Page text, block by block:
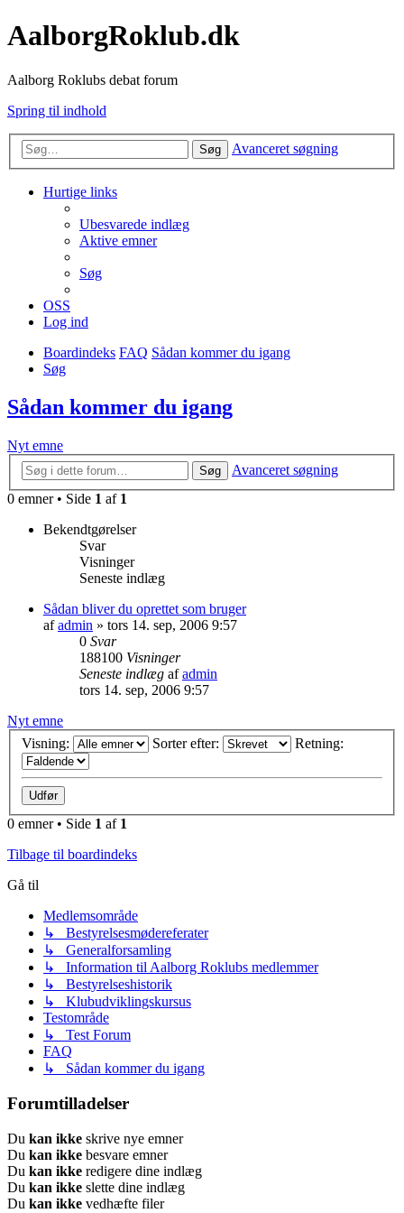
AalborgRoklub.dk
Aalborg Roklubs debat forum
Spring til indhold
Søg Avanceret søgning
Hurtige links
Ubesvarede indlæg
Aktive emner
Søg
OSS
Log ind
Boardindeks FAQ Sådan kommer du igang
Søg
Sådan kommer du igang
Nyt emne
Søg
Avanceret søgning
0 emner • Side 1 af 1
Bekendtgørelser
Svar
Visninger
Seneste indlæg
Sådan bliver du oprettet som bruger
afadmin » tors 14. sep, 2006 9:57
0 Svar
188100 Visninger
Seneste indlæg afadmin
tors 14. sep, 2006 9:57
Nyt emne
Visning:
Sorter efter: Retning:
0 emner • Side 1 af 1
Tilbage til boardindeks
Gå til
Medlemsområde
↳ Bestyrelsesmødereferater
↳ Generalforsamling
↳ Information til Aalborg Roklubs medlemmer
↳ Bestyrelseshistorik
↳ Klubudviklingskursus
Testområde
↳ Test Forum
FAQ
↳ Sådan kommer du igang
Forumtilladelser
Du kan ikke skrive nye emner
Du kan ikke besvare emner
Du kan ikke redigere dine indlæg
Du kan ikke slette dine indlæg
Du kan ikke vedhæfte filer